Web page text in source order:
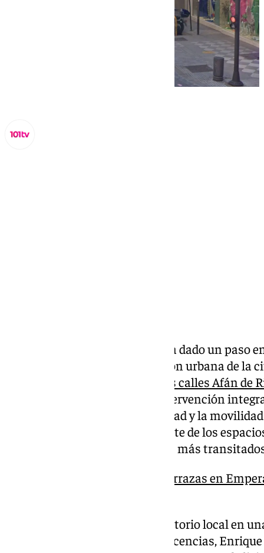
El Ayuntamiento de Granada ha dado un paso
modernización y transformación urbana de la
remodelación de las calles Afán
concreto, para afrontar una intervención
tránsito peatonal, la accesibilidad y la
«propiciar un mejor uso y disfrute de los
de los vecinos en uno de los ejes más
Protestas por las nuevas terrazas en
Tal y como ha emitido el Consistorio local en
Urbanismo, Obras Públicas y Licencias,